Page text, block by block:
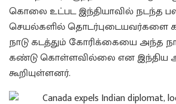
கொலை உட்பட இந்தியாவில் நடந்த
செயல்களில் தொடர்புடையவர்களை
நாடு கடத்தும் கோரிக்கையை அந்த
கண்டு கொள்ளவில்லை என இந்திய
கூறியுள்ளனர்.